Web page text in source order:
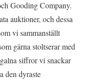
Gooding Company.
auktioner, och dessa
vi sammanställt
gärna stoltserar med
siffror vi snackar
den dyraste